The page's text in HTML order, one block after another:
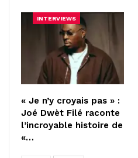
INTERVIEWS
« Je n’y croyais pas » :
Joé Dwèt Filé raconte
l’incroyable histoire de
«…